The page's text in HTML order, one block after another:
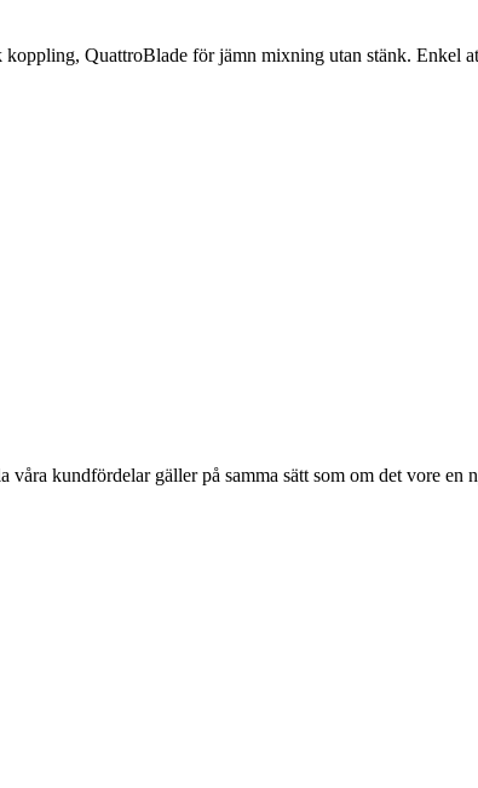
QuattroBlade för jämn mixning utan stänk. Enkel
kundfördelar gäller på samma sätt som om det vore en